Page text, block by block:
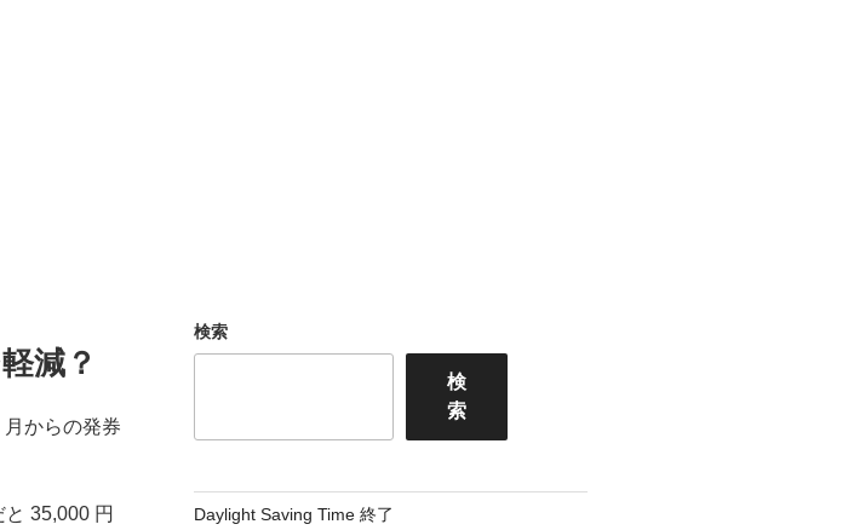
減？
からの発券
35,000 円
検索
検
索
Daylight Saving Time 終了